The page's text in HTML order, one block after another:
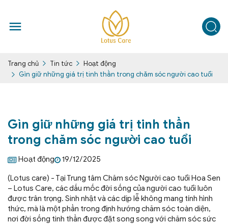
Trang chủ Tin tức
Hoạt động
Gìn giữ những giá trị tinh thần trong chăm sóc người cao tuổi
Gìn giữ những giá trị tinh thần
trong chăm sóc người cao tuổi
Hoạt động 19/12/2025
(Lotus care) - Tại Trung tâm Chăm sóc Người cao tuổi Hoa Sen
– Lotus Care, các dấu mốc đời sống của người cao tuổi luôn
được trân trọng. Sinh nhật và các dịp lễ không mang tính hình
thức, mà là một phần trong định hướng chăm sóc toàn diện,
nơi đời sống tinh thần được đặt song song với chăm sóc sức